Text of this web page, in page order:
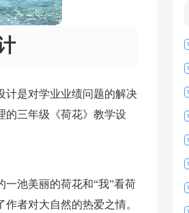
计是对学业业绩问题的解决
的三年级《荷花》教学设
池美丽的荷花和“我”看荷
者对大自然的热爱之情。